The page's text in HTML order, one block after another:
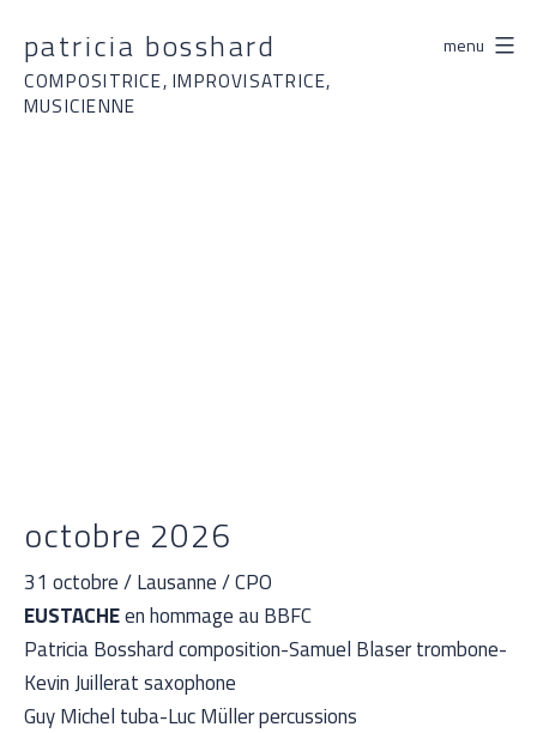
contenu
patricia bosshard
COMPOSITRICE, IMPROVISATRICE,
MUSICIENNE
menu
octobre 2026
31 octobre / Lausanne / CPO
EUSTACHEen hommage au BBFC
Patricia Bosshard composition-Samuel Blaser trombone-
Kevin Juillerat saxophone
Guy Michel tuba-Luc Müller percussions